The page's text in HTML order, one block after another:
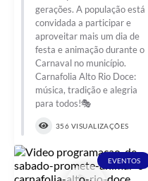
gerações. A população está
convidada a participar e
aproveitar mais um dia de
festa e animação durante o
Carnaval no município.
Carnafolia Alto Rio Doce:
música, tradição e alegria
para todos!🎭
356 VISUALIZAÇÕES
EVENTOS